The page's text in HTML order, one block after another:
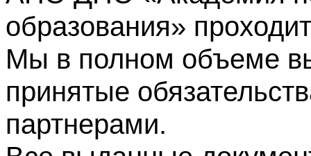
образования»
Мы в полном объеме
принятые
партнерами.